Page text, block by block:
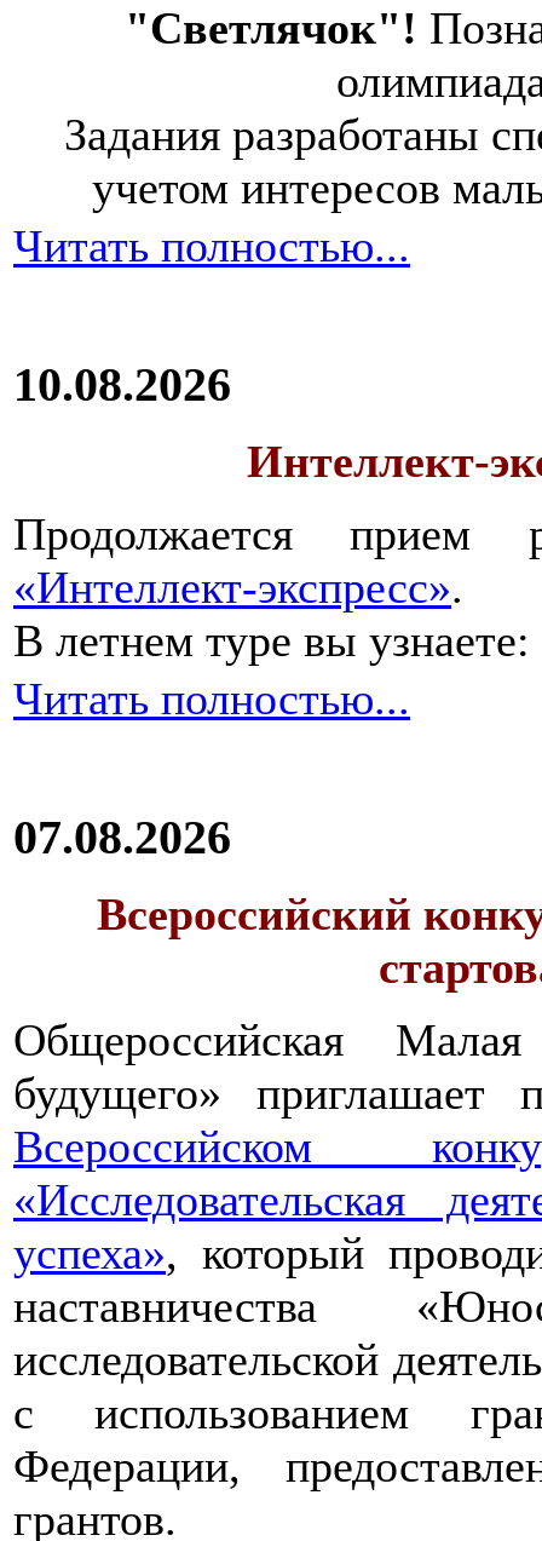
"Светлячок"!
Задания разработаны
учетом интересов
Читать полностью...
10.08.2026
Интеллект-
Продолжается прием
«Интеллект-экспресс».
В летнем туре вы узнаете:
Читать полностью...
07.08.2026
Всероссийский
Общероссийская
будущего» приглашает
Всероссийском
«Исследовательская
успеха», который
наставничества
исследовательской
с использованием
Федерации,
грантов.